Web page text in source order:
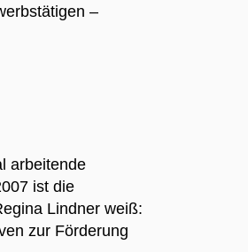
–
arbeitende
ist die
Lindner weiß:
zur Förderung